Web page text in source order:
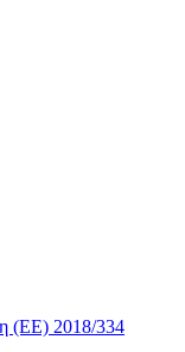
(ΕΕ) 2018/334